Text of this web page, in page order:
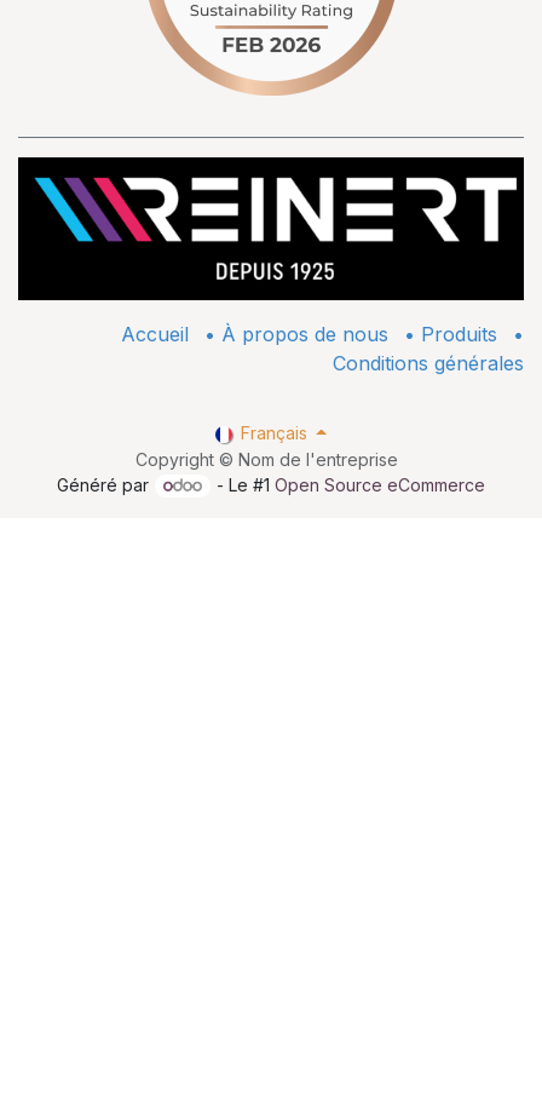
Accueil • À propos de nous • ​Produits
•
Conditions générales
Copyright © Nom de l'entreprise
Français
Généré par - Le #1Open Source eCommerce